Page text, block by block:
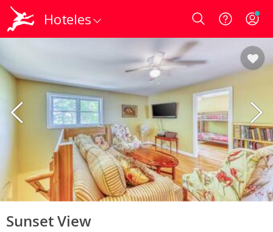
Hoteles Login
Sunset View